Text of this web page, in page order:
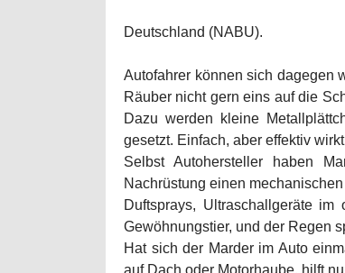
Deutschland (NABU).
Autofahrer können sich dagegen
Räuber nicht gern eins auf die
Dazu werden kleine
gesetzt. Einfach, aber effektiv
Selbst Autohersteller haben
Nachrüstung einen
Duftsprays, Ultraschallgeräte
Gewöhnungstier, und der Regen
Hat sich der Marder im Auto
auf Dach oder Motorhaube, hilft